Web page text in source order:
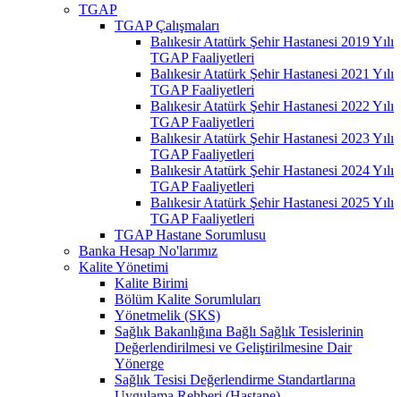
TGAP
TGAP Çalışmaları
Balıkesir Atatürk Şehir Hastanesi 2019 Yılı
TGAP Faaliyetleri
Balıkesir Atatürk Şehir Hastanesi 2021 Yılı
TGAP Faaliyetleri
Balıkesir Atatürk Şehir Hastanesi 2022 Yılı
TGAP Faaliyetleri
Balıkesir Atatürk Şehir Hastanesi 2023 Yılı
TGAP Faaliyetleri
Balıkesir Atatürk Şehir Hastanesi 2024 Yılı
TGAP Faaliyetleri
Balıkesir Atatürk Şehir Hastanesi 2025 Yılı
TGAP Faaliyetleri
TGAP Hastane Sorumlusu
Banka Hesap No'larımız
Kalite Yönetimi
Kalite Birimi
Bölüm Kalite Sorumluları
Yönetmelik (SKS)
Sağlık Bakanlığına Bağlı Sağlık Tesislerinin
Değerlendirilmesi ve Geliştirilmesine Dair
Yönerge
Sağlık Tesisi Değerlendirme Standartlarına